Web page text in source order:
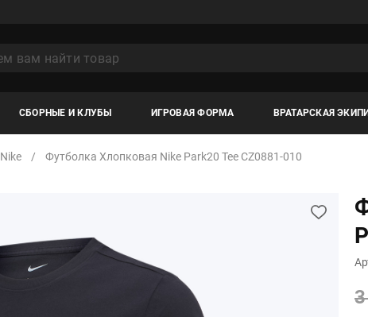
СБОРНЫЕ И КЛУБЫ ИГРОВАЯ ФОРМА ВРАТАРСКАЯ
Nike Футболка Хлопковая Nike Park20 Tee CZ0881-010